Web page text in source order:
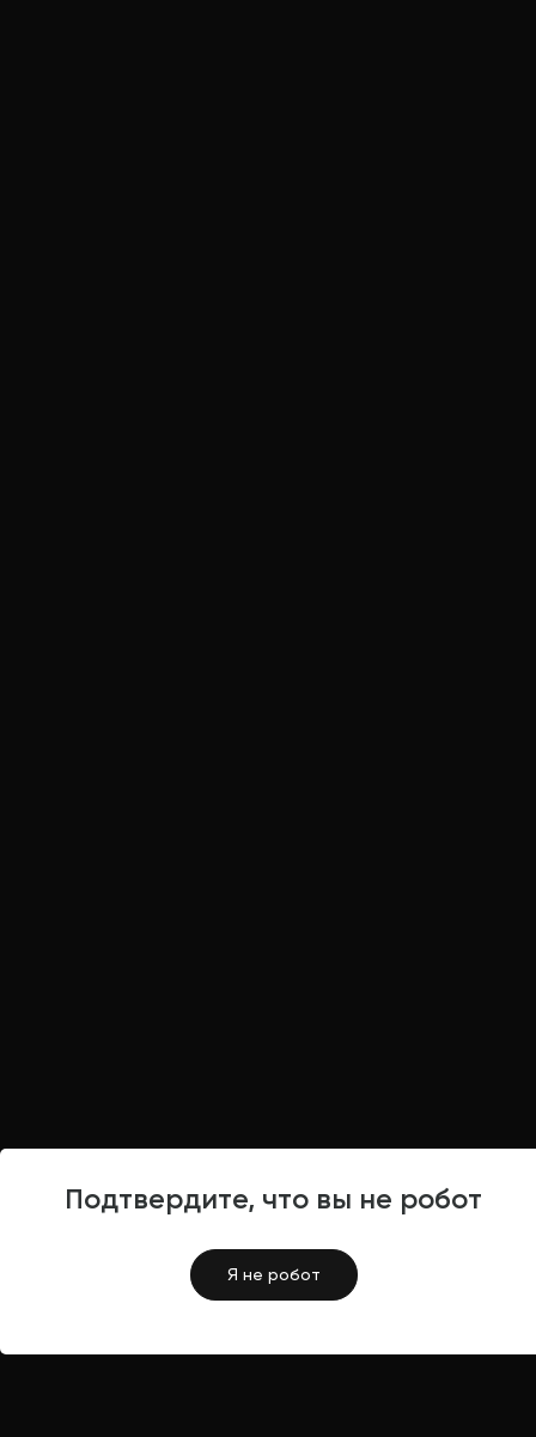
Подтвердите, что вы не робот
Я не робот